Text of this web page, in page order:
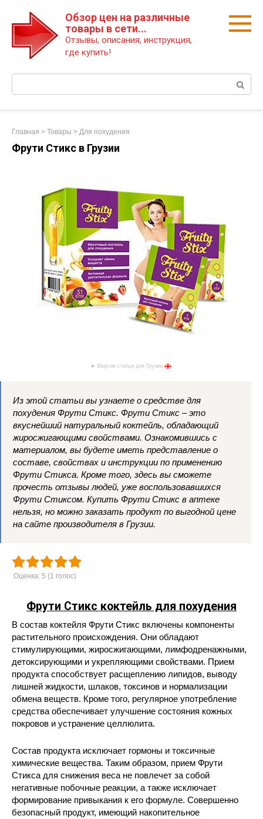
Обзор цен на различные
товары в сети...
Отзывы, описания, инструкция,
где купить!
Главная > Товары > Для похудения
Фрути Стикс в Грузии
Версия статьи для Грузии
Из этой статьи вы узнаете о средстве для
похудения Фрути Стикс. Фрути Стикс – это
вкуснейший натуральный коктейль, обладающий
жиросжигающими свойствами. Ознакомившись с
материалом, вы будете иметь представление о
составе, свойствах и инструкции по применению
Фрути Стикса. Кроме того, здесь вы сможете
прочесть отзывы людей, уже воспользовавшихся
Фрути Стиксом. Купить Фрути Стикс в аптеке
нельзя, но можно заказать продукт по выгодной цене
на сайте производителя в Грузии.
Оценка: 5 (1 голос)
Фрути Стикс коктейль для похудения
В состав коктейля Фрути Стикс включены компоненты
растительного происхождения. Они обладают
стимулирующими, жиросжигающими, лимфодренажными,
детоксирующими и укрепляющими свойствами. Прием
продукта способствует расщеплению липидов, выводу
лишней жидкости, шлаков, токсинов и нормализации
обмена веществ. Кроме того, регулярное употребление
средства обеспечивает улучшение состояния кожных
покровов и устранение целлюлита.
Состав продукта исключает гормоны и токсичные
химические вещества. Таким образом, прием Фрути
Стикса для снижения веса не повлечет за собой
негативные побочные реакции, а также исключает
формирование привыкания к его формуле. Совершенно
безопасный продукт, имеющий накопительное